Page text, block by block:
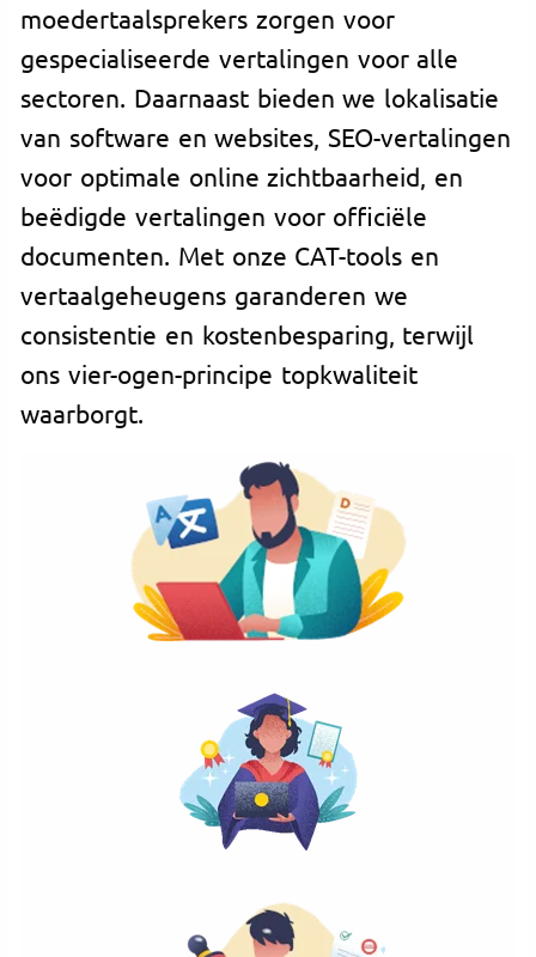
moedertaalsprekers zorgen voor
gespecialiseerde vertalingen voor alle
sectoren. Daarnaast bieden we lokalisatie
van software en websites, SEO-vertalingen
voor optimale online zichtbaarheid, en
beëdigde vertalingen voor officiële
documenten. Met onze CAT-tools en
vertaalgeheugens garanderen we
consistentie en kostenbesparing, terwijl
ons vier-ogen-principe topkwaliteit
waarborgt.